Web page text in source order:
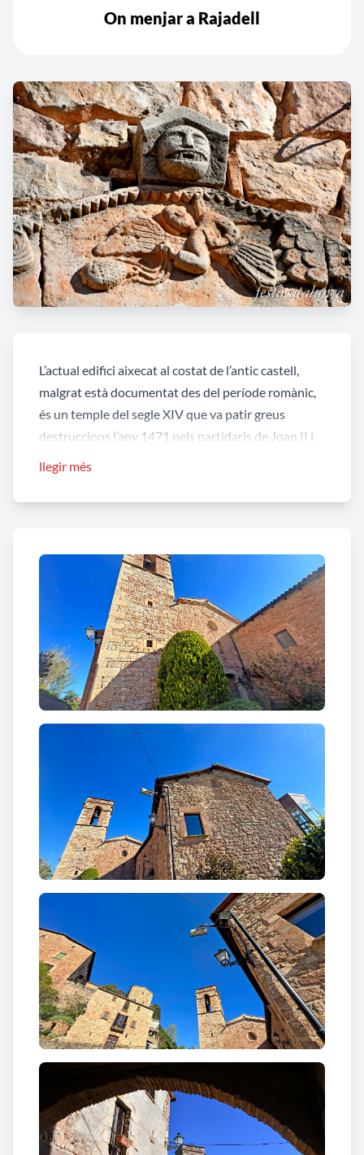
On menjar a Rajadell
L’actual edifici aixecat al costat de l’antic castell,
malgrat està documentat des del període romànic,
és un temple del segle XIV que va patir greus
destruccions l’any 1471 pels partidaris de Joan II i
bàsicament a la nau central, amb volta apuntada, i
dedicades al Sant Crist, la Verge del Roser, Sant
Isidre i el Santíssim.
Dins d’aquesta darrera capella són significatius uns
diorames que representen la Passió de Crist, obra
de Ramon Oms.
Exteriorment destaca el campanar de torre
construït entre 1678 i 1682, obra del mestre de
Curiositats
A la base del campanar trobem un fragment
escultòric molt interessant provinent possiblement
d'un antic timpà d'una església romànica. El conjunt
inicialment en forma de semicercle amb una senefa
perimetral decorada amb dents de llop, està
separat verticalment en dues meitats, entre les
quals hi una finestra rectangular. A la base es
representa la Crucifixió; l'escena està composta per
tres carreus amb el baix relleu dels tres crucificats.
Al bloc central hi ha el Crist amb dos personatges
agenollats -possiblement Maria i Joan;
posteriorment s'hi va afegir la data de 1679. Als
blocs laterals hi ha els dos lladres crucificats, un a
cada banda. La part superior també està dividida en
tres carreus decorats; el central un àngel turiferari
llegir més